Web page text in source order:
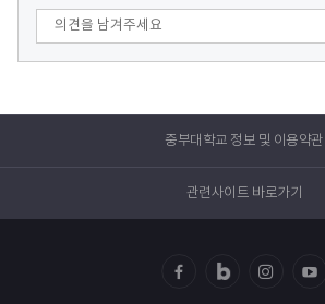
관련사이트 바로가기
중부대학교 정보 및 이용약관